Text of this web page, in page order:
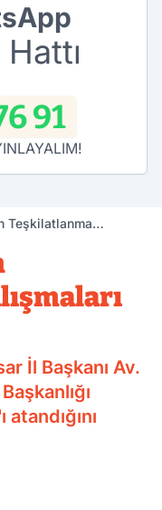
91
Teşkilatlanma
İl Başkanı Av.